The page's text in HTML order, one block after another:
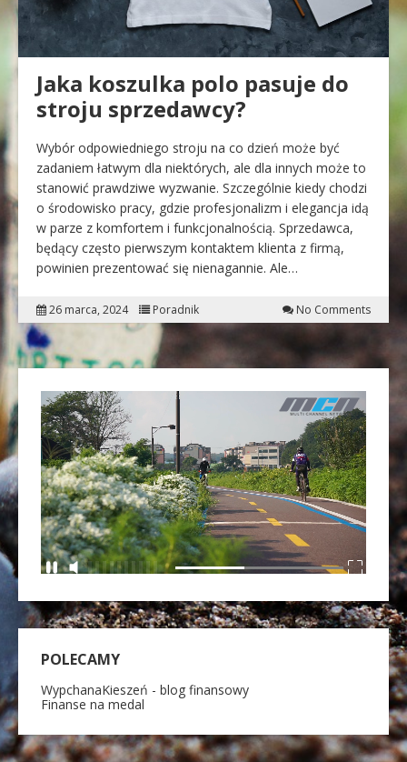
Jaka koszulka polo pasuje do
stroju sprzedawcy?
Wybór odpowiedniego stroju na co dzień może być
zadaniem łatwym dla niektórych, ale dla innych może to
stanowić prawdziwe wyzwanie. Szczególnie kiedy chodzi
o środowisko pracy, gdzie profesjonalizm i elegancja idą
w parze z komfortem i funkcjonalnością. Sprzedawca,
będący często pierwszym kontaktem klienta z firmą,
powinien prezentować się nienagannie. Ale…
26 marca, 2024 Poradnik No Comments
POLECAMY
WypchanaKieszeń - blog finansowy
Finanse na medal